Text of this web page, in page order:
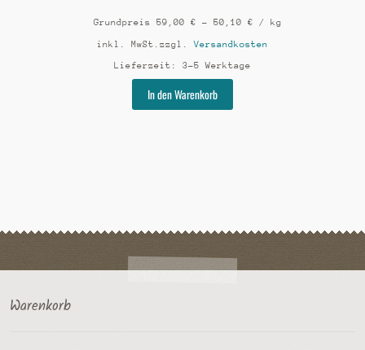
Grundpreis 59,00 € – 50,10 € / kg
inkl. MwSt. zzgl.Versandkosten
Lieferzeit: 3-5 Werktage
In den Warenkorb
können
Warenkorb